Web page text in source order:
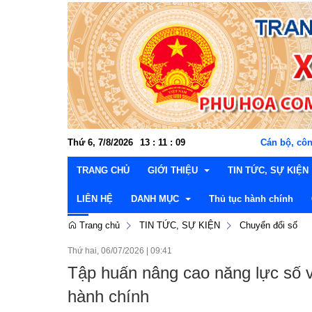
Thứ 6, 7/8/2026 13 : 11 : 11
Cán bộ, công chức, viên chức,
TRANG CHỦ GIỚI THIỆU
Cơ cấu tổ chức Đảng ủy
TIN TỨC, SỰ KIỆN
Văn hóa xã hội -
LIÊN HỆ DANH MỤC
Thông tin quy hoạch, kế hoạch
Thủ tục hành chính
Trang chủ TIN TỨC, SỰ KIỆN Chuyển đổi số
Thứ hai, 06/07/2026 | 09:41
Tập huấn nâng cao năng lực số
hành chính